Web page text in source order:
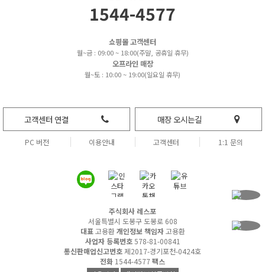
1544-4577
쇼핑몰 고객센터
월~금 : 09:00 ~ 18:00(주말, 공휴일 휴무)
오프라인 매장
월~토 : 10:00 ~ 19:00(일요일 휴무)
고객센터 연결 매장 오시는길
PC 버전 이용안내 고객센터 1:1 문의
주식회사 레스포
서울특별시 도봉구 도봉로 608
대표고용환개인정보 책임자고용환
사업자 등록번호578-81-00841
통신판매업신고번호제2017-경기포천-0424호
전화 1544-4577팩스